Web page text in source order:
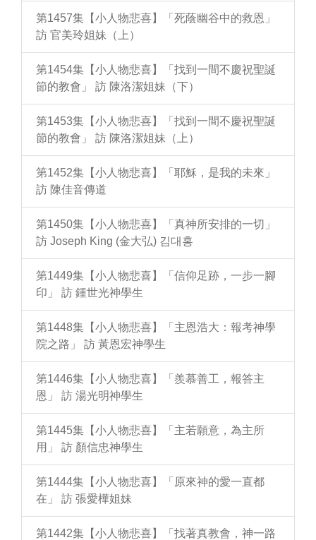
第1457集【小人物悲喜】「死蔭幽谷中的救恩」
訪 官美玲姐妹（上）
第1454集【小人物悲喜】「找到一間不慶祝聖誕
節的教會」 訪 陳洛潔姐妹（下）
第1453集【小人物悲喜】「找到一間不慶祝聖誕
節的教會」 訪 陳洛潔姐妹（上）
第1452集【小人物悲喜】「耶穌，是我的未來」
訪 陳佳音傳道
第1450集【小人物悲喜】「真神所安排的一切」
訪 Joseph King (金大弘) 김대홍
第1449集【小人物悲喜】「信仰足跡，一步一腳
印」 訪 鍾世光神學生
第1448集【小人物悲喜】「主恩浩大：報考神學
院之路」 訪 黃恩宏神學生
第1446集【小人物悲喜】「羨慕善工，報答主
恩」 訪 湯光明神學生
第1445集【小人物悲喜】「主若願意，為主所
用」 訪 顏信忠神學生
第1444集【小人物悲喜】「原來神的愛一直都
在」 訪 張愛樺姐妹
第1442集【小人物悲喜】「找著真教會，神一路